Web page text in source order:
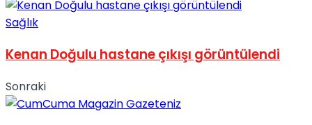
No Result
Sağlık
Kenan Doğulu hastane çıkışı görüntülendi
Sonraki